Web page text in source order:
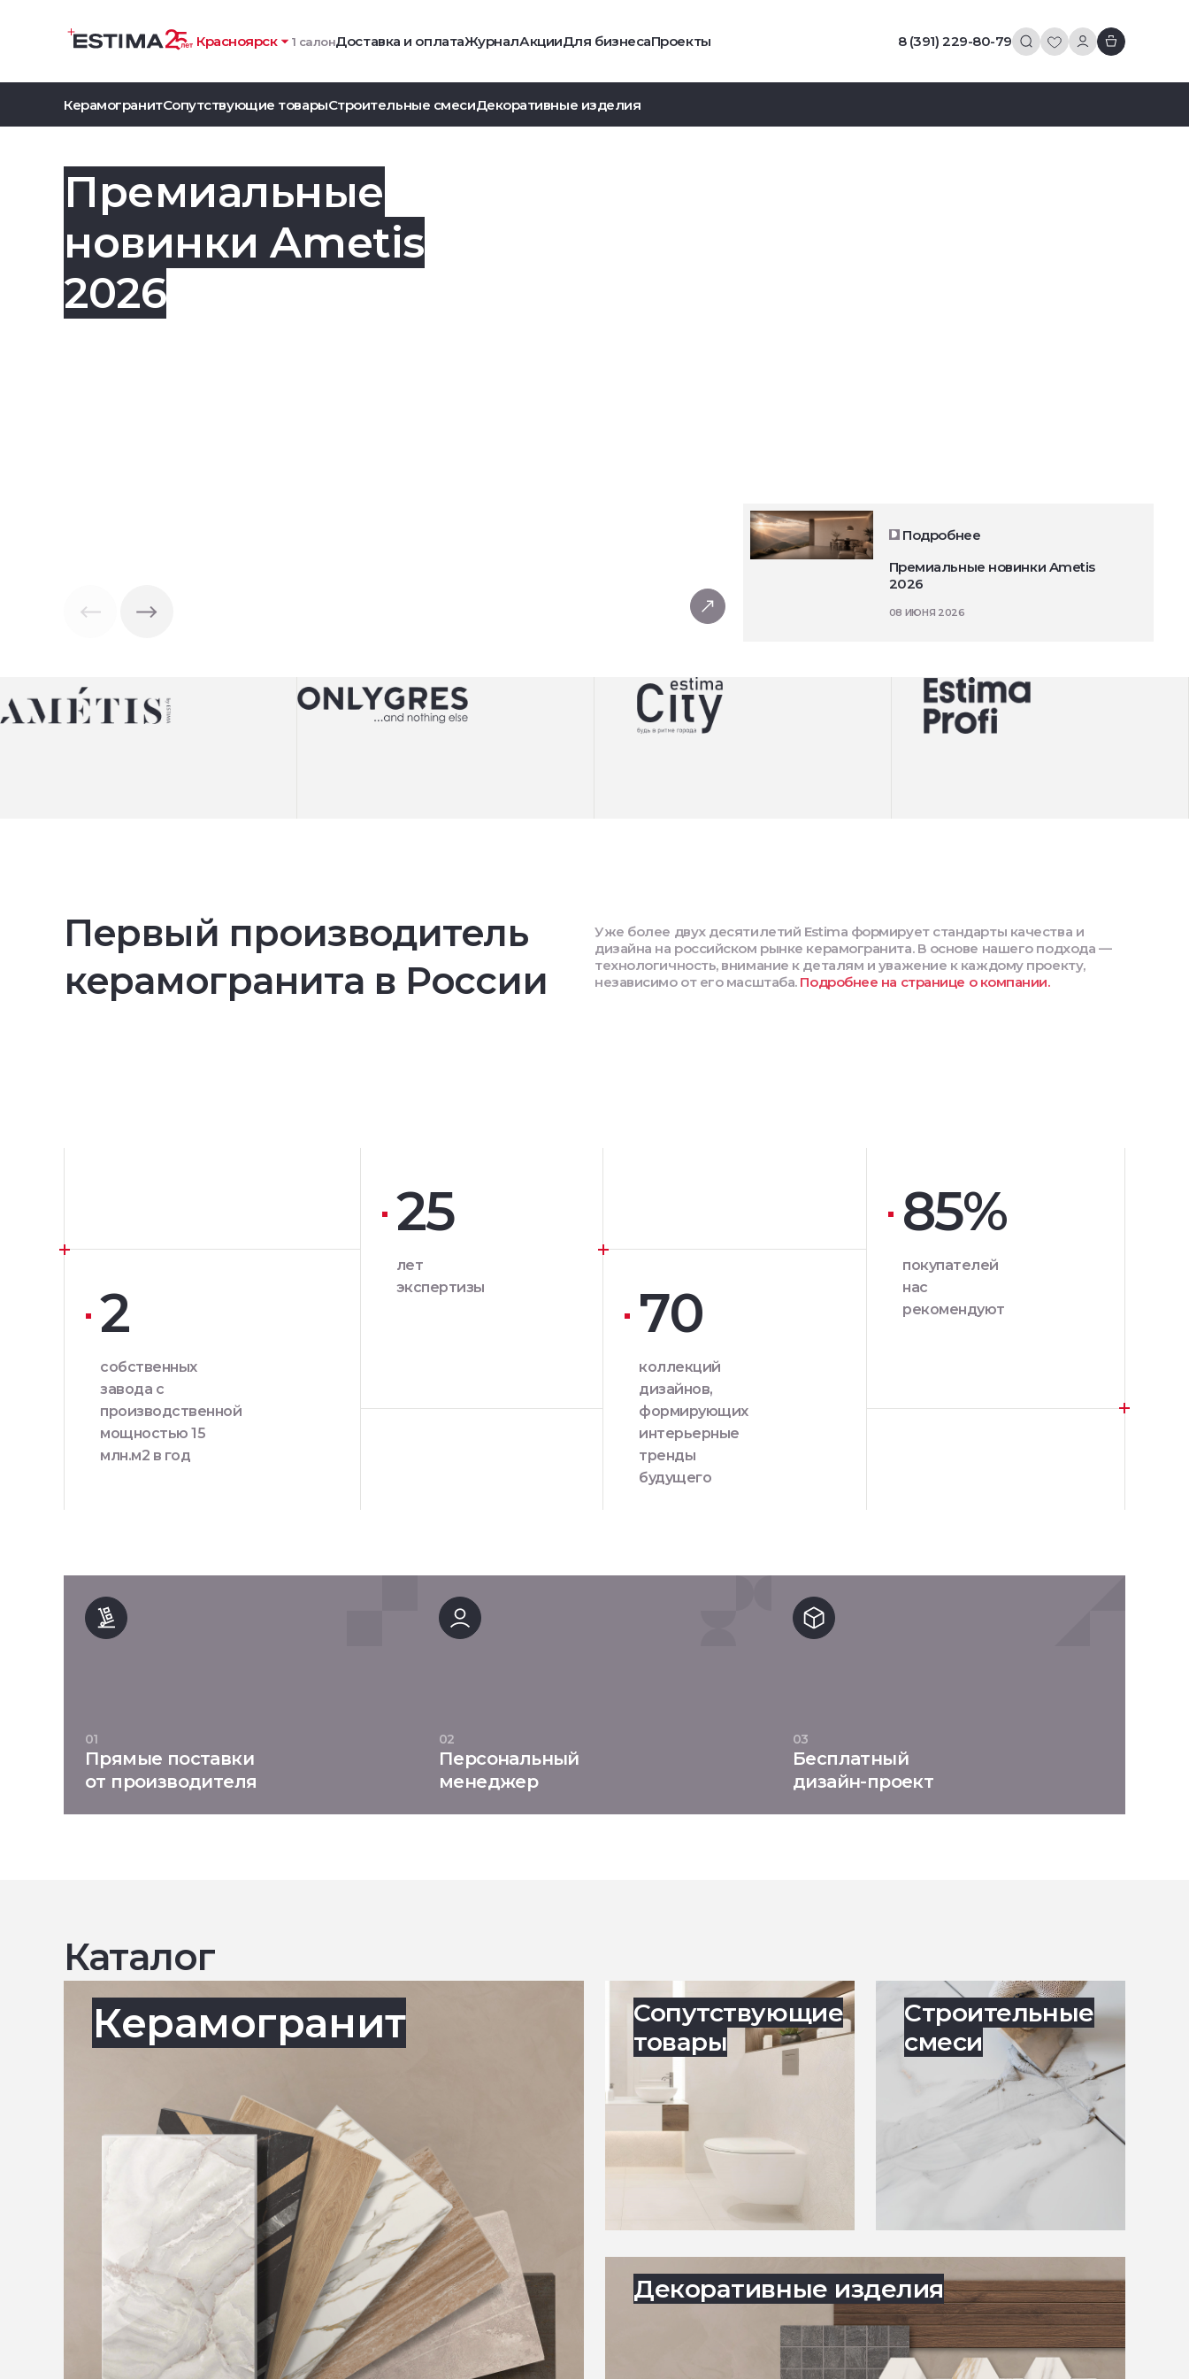
Красноярск 1 салонДоставка и оплатаЖурналАкцииДля бизнесаПроекты 8 (391) 229-80-79
КерамогранитСопутствующие товарыСтроительные смесиДекоративные изделия
Премиальные
новинки Ametis
2026
Подробнее
Премиальные новинки Ametis
2026
08 ИЮНЯ 2026
Первый производитель
керамогранита в России
Уже более двух десятилетий Estima формирует стандарты качества и
дизайна на российском рынке керамогранита. В основе нашего подхода —
технологичность, внимание к деталям и уважение к каждому проекту,
независимо от его масштаба. Подробнее на странице о компании.
2
собственных
завода с
производственной
мощностью 15
млн.м2 в год
25
лет
экспертизы
70
коллекций
дизайнов,
формирующих
интерьерные
тренды
будущего
85%
покупателей
нас
рекомендуют
01
Прямые поставки
от производителя
02
Персональный
менеджер
03
Бесплатный
дизайн-проект
Каталог
Керамогранит
Сопутствующие
товары
Строительные
смеси
Декоративные изделия